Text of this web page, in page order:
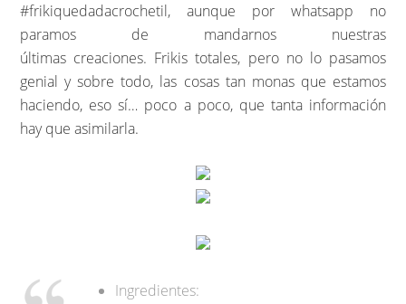
#frikiquedadacrochetil, aunque por whatsapp no
paramos de mandarnos nuestras
últimas creaciones. Frikis totales, pero no lo pasamos
genial y sobre todo, las cosas tan monas que estamos
haciendo, eso sí… poco a poco, que tanta información
hay que asimilarla.
Ingredientes: